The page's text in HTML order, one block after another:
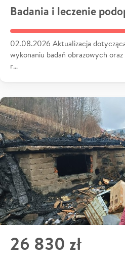
Badania i leczenie
02.08.2026 Aktualizacja
wykonaniu badań obrazowych
r…
26 830 zł